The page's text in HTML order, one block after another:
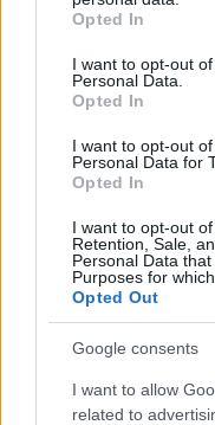
grant or deny consent
use your data for
consent section.
Opted In
I want to opt-out
Personal Data.
Opted In
I want to opt-out
Personal Data for
Opted In
I want to opt-out
Retention, Sale,
Personal Data
Purposes for
Opted Out
Google consents
I want to allow
related to
χρήση πυραύλων μέσου
εντοπιστούν έγκαιρα
αεράμυνά μας σήμερα
ή ένα Akinci.
Θα ήθελα να ακούσω
zop(@zop)
Συγγνωμη αλλα η
Drones.. αν εξαπολυσει
μισα απο αυτα, πως θα